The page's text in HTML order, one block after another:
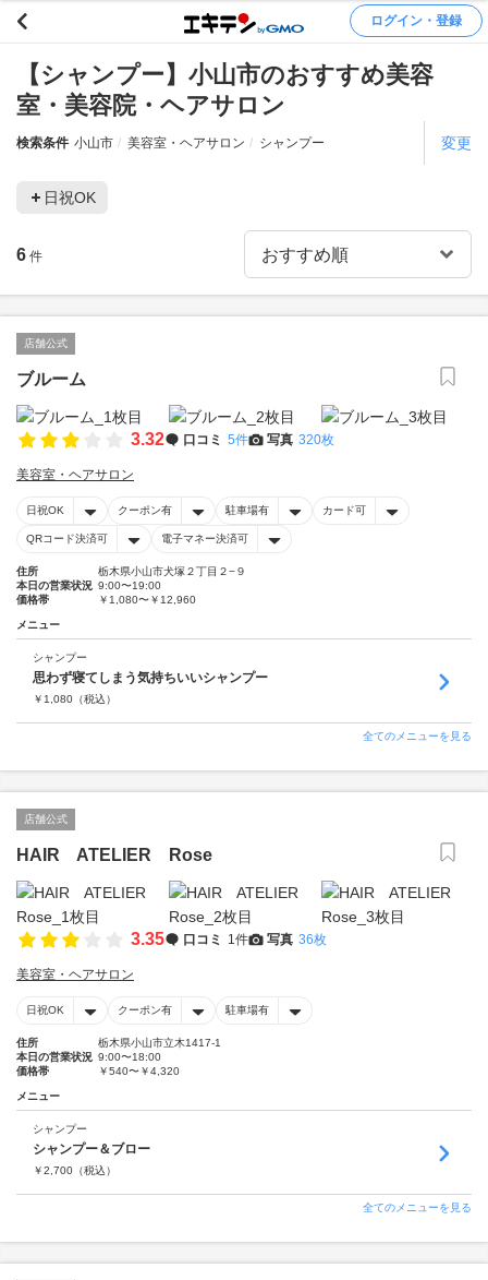
ログイン・登録
【シャンプー】小山市のおすすめ美容
室・美容院・ヘアサロン
検索条件 小山市 美容室・ヘアサロン シャンプー 変更
日祝OK
6 件
店舗公式
ブルーム
3.32 口コミ 5件 写真 320枚
美容室・ヘアサロン
日祝OK クーポン有 駐車場有 カード可
QRコード決済可 電子マネー決済可
住所
栃木県小山市犬塚２丁目２−９
本日の営業状況 9:00〜19:00
価格帯
￥1,080〜￥12,960
メニュー
シャンプー
思わず寝てしまう気持ちいいシャンプー
￥ 1,080 （税込）
全てのメニューを見る
店舗公式
HAIR ATELIER Rose
3.35 口コミ 1件 写真 36枚
美容室・ヘアサロン
日祝OK クーポン有 駐車場有
住所
栃木県小山市立木1417-1
本日の営業状況 9:00〜18:00
価格帯
￥540〜￥4,320
メニュー
シャンプー
シャンプー＆ブロー
￥2,700 （税込）
全てのメニューを見る